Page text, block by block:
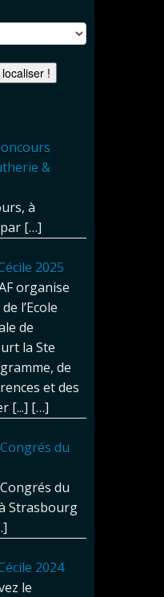
!
&
à
[…]
2025
organise
l’Ecole
de
la Ste
de
et des
[...] […]
du
du
Strasbourg
2024
le